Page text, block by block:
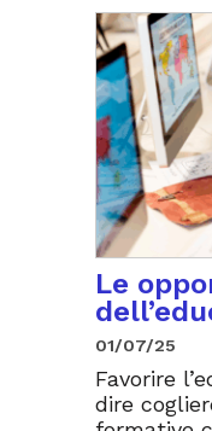
Le
01/07/25
Favorire
dire